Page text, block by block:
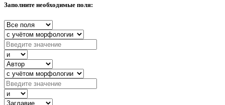
Заполните необходимые поля: